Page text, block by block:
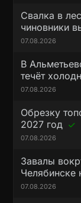
Свалка в
чиновники
07.08.2026
В
течёт
07.08.2026
Обрезку
2027 год
07.08.2026
Завалы
07.08.2026